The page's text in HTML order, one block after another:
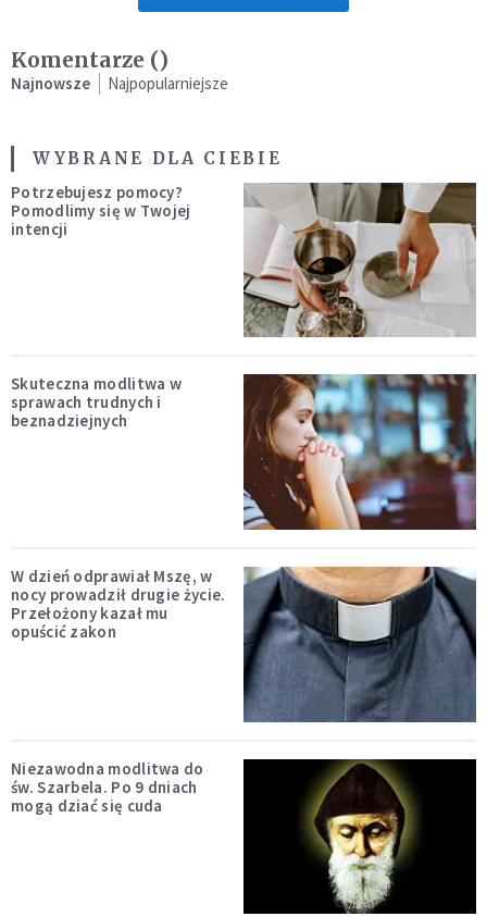
Komentarze ()
Najnowsze Najpopularniejsze
WYBRANE DLA CIEBIE
Potrzebujesz pomocy?
Pomodlimy się w Twojej
intencji
Skuteczna modlitwa w
sprawach trudnych i
beznadziejnych
W dzień odprawiał Mszę, w
nocy prowadził drugie życie.
Przełożony kazał mu
opuścić zakon
Niezawodna modlitwa do
św. Szarbela. Po 9 dniach
mogą dziać się cuda